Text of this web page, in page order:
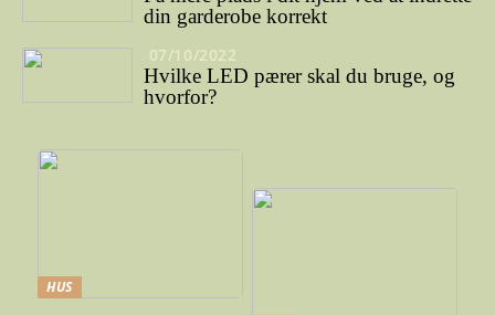
din garderobe korrekt
07/10/2022
Hvilke LED pærer skal du bruge, og
hvorfor?
HUS